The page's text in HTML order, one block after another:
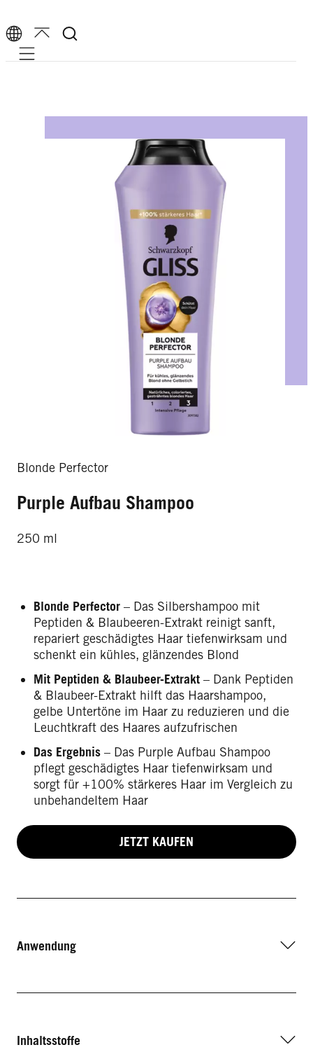
Mobile navigation
Blonde Perfector
Purple Aufbau Shampoo
250 ml
Blonde Perfector – Das Silbershampoo mit
Peptiden & Blaubeeren-Extrakt reinigt sanft,
repariert geschädigtes Haar tiefenwirksam und
schenkt ein kühles, glänzendes Blond
Mit Peptiden & Blaubeer-Extrakt – Dank Peptiden
& Blaubeer-Extrakt hilft das Haarshampoo,
gelbe Untertöne im Haar zu reduzieren und die
Leuchtkraft des Haares aufzufrischen
Das Ergebnis – Das Purple Aufbau Shampoo
pflegt geschädigtes Haar tiefenwirksam und
sorgt für +100% stärkeres Haar im Vergleich zu
unbehandeltem Haar
JETZT KAUFEN
Anwendung
Inhaltsstoffe